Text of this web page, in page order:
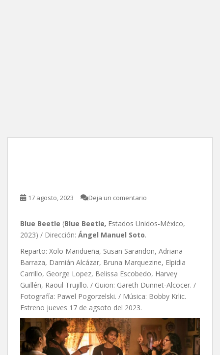
17 agosto, 2023 Deja un comentario
Blue Beetle (Blue Beetle, Estados Unidos-México,
2023) / Dirección: Ángel Manuel Soto.
Reparto: Xolo Maridueña, Susan Sarandon, Adriana
Barraza, Damián Alcázar, Bruna Marquezine, Elpidia
Carrillo, George Lopez, Belissa Escobedo, Harvey
Guillén, Raoul Trujillo. / Guion: Gareth Dunnet-Alcocer. /
Fotografía: Pawel Pogorzelski. / Música: Bobby Krlic.
Estreno jueves 17 de agsoto del 2023.